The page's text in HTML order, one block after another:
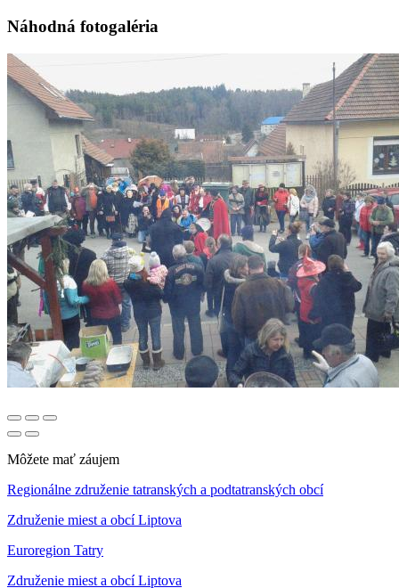
Náhodná fotogaléria
Môžete mať záujem
Regionálne združenie tatranských a podtatranských obcí
Združenie miest a obcí Liptova
Euroregion Tatry
Združenie miest a obcí Liptova